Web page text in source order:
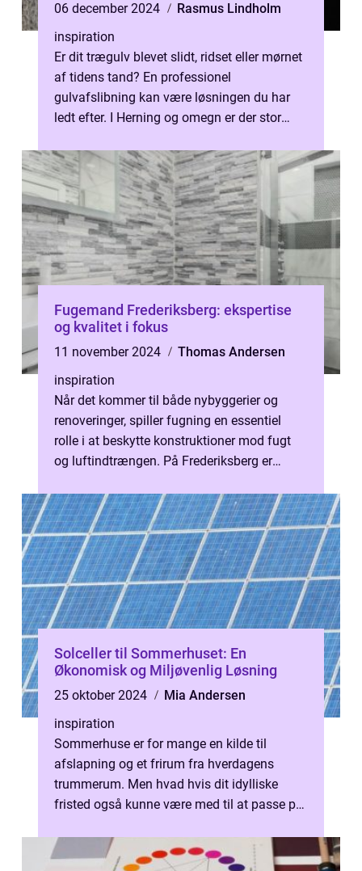
06 december 2024
Rasmus Lindholm
inspiration
Er dit trægulv blevet slidt, ridset eller mørnet
af tidens tand? En professionel
gulvafslibning kan være løsningen du har
ledt efter. I Herning og omegn er der stor
Fugemand Frederiksberg: ekspertise
og kvalitet i fokus
11 november 2024
Thomas Andersen
inspiration
Når det kommer til både nybyggerier og
renoveringer, spiller fugning en essentiel
rolle i at beskytte konstruktioner mod fugt
og luftindtrængen. På Frederiksberg er
Solceller til Sommerhuset: En
Økonomisk og Miljøvenlig Løsning
25 oktober 2024
Mia Andersen
inspiration
Sommerhuse er for mange en kilde til
afslapning og et frirum fra hverdagens
trummerum. Men hvad hvis dit idylliske
fristed også kunne være med til at passe på